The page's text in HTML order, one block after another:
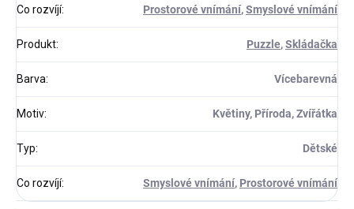
Co rozvíjí: Prostorové vnímání,Smyslové vnímání
Produkt: Puzzle,Skládačka
Barva: Vícebarevná
Motiv: Květiny, Příroda, Zvířátka
Typ: Dětské
Co rozvíjí: Smyslové vnímání, Prostorové vnímání